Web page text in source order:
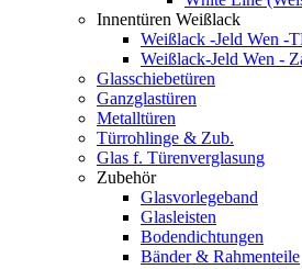
Innentüren Weißlack
Weißlack -Jeld Wen -
Weißlack-Jeld Wen -
Glasschiebetüren
Ganzglastüren
Metalltüren
Türrohlinge & Zub.
Glas f. Türenverglasung
Zubehör
Glasvorlegeband
Glasleisten
Bodendichtungen
Bänder & Rahmenteile